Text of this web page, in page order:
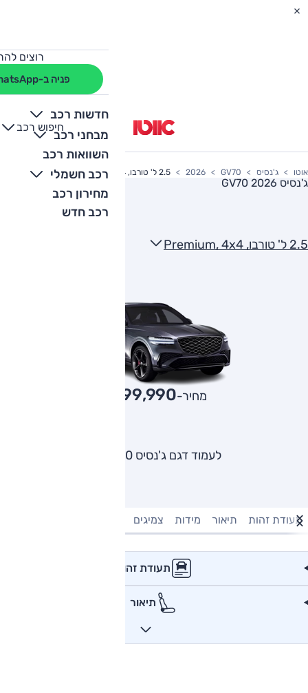
רוצים
פניה ב-WhatsApp
חדשות רכב
מבחני רכב
השוואות רכב
רכב חשמלי
מחירון רכב
רכב חדש
חיפוש רכב
+
-
אוטו ג'נסיס GV70
2026 2.5 ל' טורבו, Premium, 4x4
ג'נסיס GV70 2026
2.5 ל' טורבו, Premium, 4x4
מחיר-₪399,990
לעמוד דגם ג'נסיס GV70
תעודת זהות תיאור מידות צמיגים
תעודת זהות
תיאור